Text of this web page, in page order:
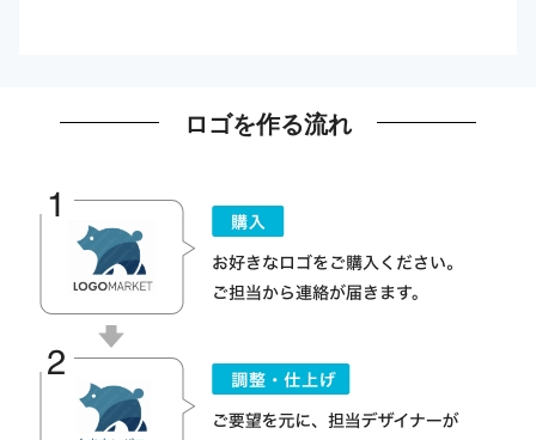
ロゴを作る流れ